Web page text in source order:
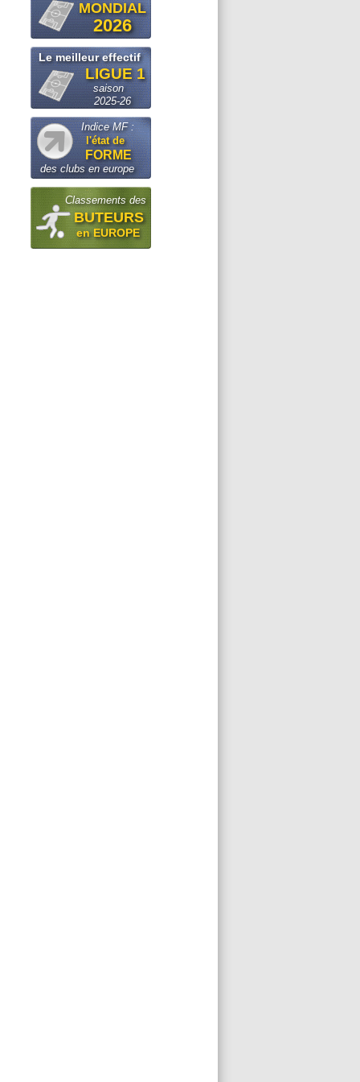
MONDIAL
2026
Le meilleur effectif
LIGUE 1
saison
2025-26
Indice MF :
l'état de
FORME
des clubs en europe
Classements des
BUTEURS
en EUROPE